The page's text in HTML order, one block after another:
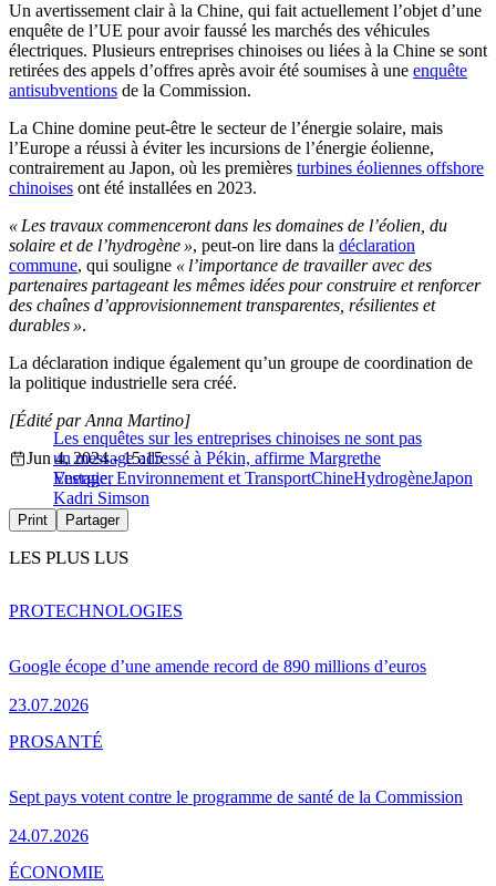
Un avertissement clair à la Chine, qui fait actuellement l’objet d’une
enquête de l’UE pour avoir faussé les marchés des véhicules
électriques. Plusieurs entreprises chinoises ou liées à la Chine se sont
retirées des appels d’offres après avoir été soumises à une enquête
antisubventions de la Commission.
La Chine domine peut-être le secteur de l’énergie solaire, mais
l’Europe a réussi à éviter les incursions de l’énergie éolienne,
contrairement au Japon, où les premières turbines éoliennes offshore
chinoises ont été installées en 2023.
« Les travaux commenceront dans les domaines de l’éolien, du
solaire et de l’hydrogène », peut-on lire dans la déclaration
commune, qui souligne « l’importance de travailler avec des
partenaires partageant les mêmes idées pour construire et renforcer
des chaînes d’approvisionnement transparentes, résilientes et
durables ».
La déclaration indique également qu’un groupe de coordination de
la politique industrielle sera créé.
Les enquêtes sur les entreprises chinoises ne sont pas
un message adressé à Pékin, affirme Margrethe
Vestager
[Édité par Anna Martino]
Jun 4, 2024 - 15:15
Energie, Environnement et TransportChineHydrogèneJapon
Kadri Simson
Print Partager
LES PLUS LUS
Google écope d’une amende record de 890 millions d’euros
23.07.2026
PROTECHNOLOGIES
Sept pays votent contre le programme de santé de la Commission
24.07.2026
PROSANTÉ
ÉCONOMIE